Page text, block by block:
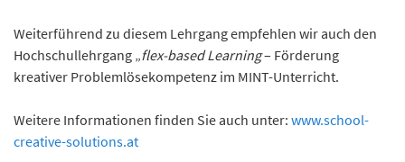
Weiterführend zu diesem Lehrgang empfehlen wir auch den
Hochschullehrgang „flex-based Learning– Förderung
kreativer Problemlösekompetenz im MINT-Unterricht.
Weitere Informationen finden Sie auch unter: www.school-
creative-solutions.at